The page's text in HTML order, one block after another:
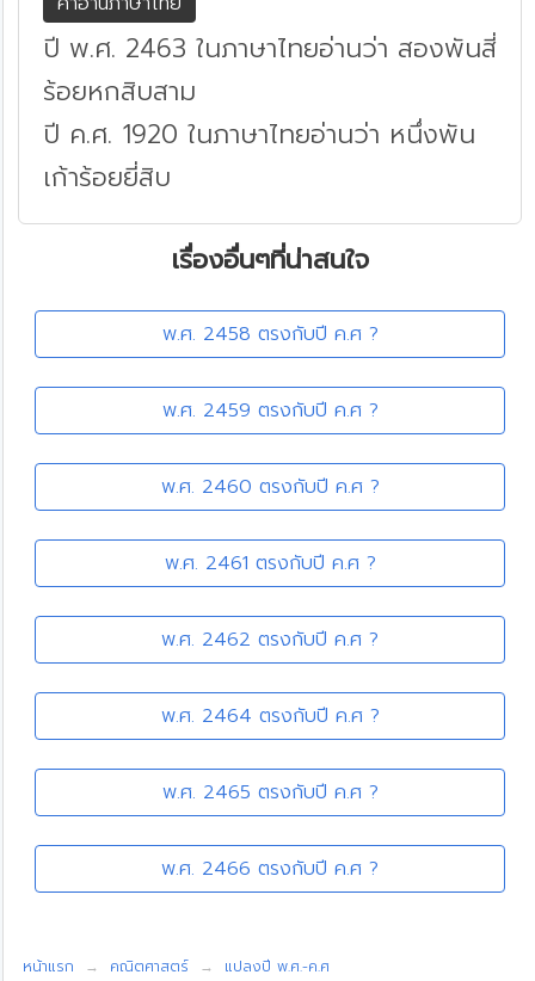
ปี พ.ศ. 2463 ในภาษาไทยอ่านว่า สองพันสี่
ร้อยหกสิบสาม
ปี ค.ศ. 1920 ในภาษาไทยอ่านว่า หนึ่งพัน
เก้าร้อยยี่สิบ
เรื่องอื่นๆที่น่าสนใจ
พ.ศ. 2458 ตรงกับปี ค.ศ ?
พ.ศ. 2459 ตรงกับปี ค.ศ ?
พ.ศ. 2460 ตรงกับปี ค.ศ ?
พ.ศ. 2461 ตรงกับปี ค.ศ ?
พ.ศ. 2462 ตรงกับปี ค.ศ ?
พ.ศ. 2464 ตรงกับปี ค.ศ ?
พ.ศ. 2465 ตรงกับปี ค.ศ ?
พ.ศ. 2466 ตรงกับปี ค.ศ ?
หน้าแรก คณิตศาสตร์ แปลงปี พ.ศ.-ค.ศ